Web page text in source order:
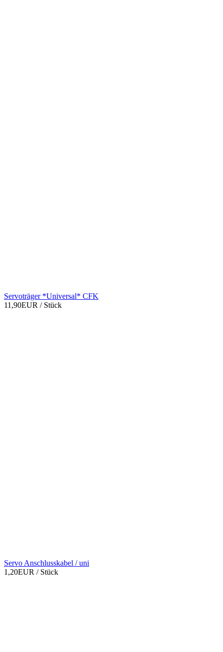
Servoträger *Universal* CFK
11,90EUR / Stück
Servo Anschlusskabel / uni
1,20EUR / Stück